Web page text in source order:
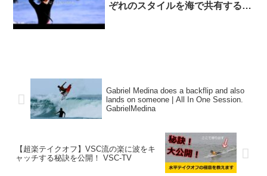
ぞれのスタイルを海で共有する湘
Gabriel Medina does a backflip and also
lands on someone | All In One Session.
GabrielMedina
【超楽テイクオフ】VSC流の楽に波をキ
ャッチする秘訣を公開！ VSC-TV